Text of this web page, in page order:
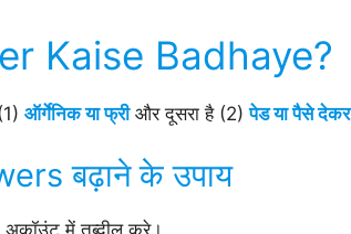
Kaise Badhaye?
ऑर्गेनिक या फ्रीऔर दूसरा है (2)पेड या पैसे देकर
बढ़ाने के उपाय
में तब्दील करे।